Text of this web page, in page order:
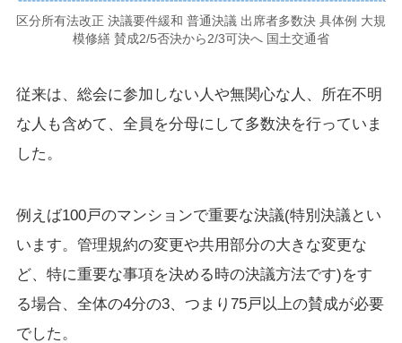
区分所有法改正 決議要件緩和 普通決議 出席者多数決 具体例 大規
模修繕 賛成2/5否決から2/3可決へ 国土交通省
従来は、総会に参加しない人や無関心な人、所在不明
な人も含めて、全員を分母にして多数決を行っていま
した。
例えば100戸のマンションで重要な決議(特別決議とい
います。管理規約の変更や共用部分の大きな変更な
ど、特に重要な事項を決める時の決議方法です)をす
る場合、全体の4分の3、つまり75戸以上の賛成が必要
でした。